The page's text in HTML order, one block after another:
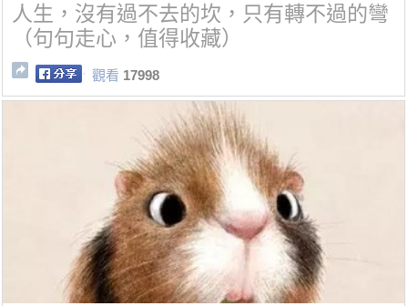
人生，沒有過不去的坎，只有轉不過的彎
（句句走心，值得收藏）
觀看 17998